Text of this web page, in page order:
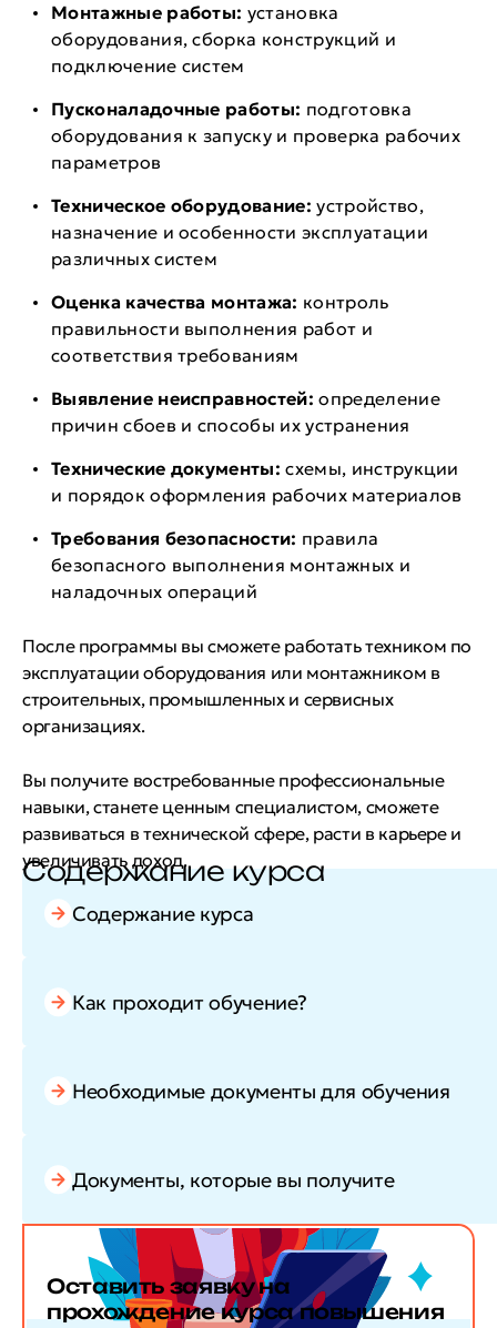
Монтажные работы: установка
оборудования, сборка конструкций и
подключение систем
Пусконаладочные работы: подготовка
оборудования к запуску и проверка рабочих
параметров
Техническое оборудование: устройство,
назначение и особенности эксплуатации
различных систем
Оценка качества монтажа: контроль
правильности выполнения работ и
соответствия требованиям
Выявление неисправностей: определение
причин сбоев и способы их устранения
Технические документы:схемы, инструкции
и порядок оформления рабочих материалов
Требования безопасности: правила
безопасного выполнения монтажных и
наладочных операций
После программы вы сможете работать техником по
эксплуатации оборудования или монтажником в
строительных, промышленных и сервисных
организациях.
Вы получите востребованные профессиональные
навыки, станете ценным специалистом, сможете
развиваться в технической сфере, расти в карьере и
увеличивать доход.
Содержание курса
Содержание курса
Как проходит обучение?
Необходимые документы для обучения
Документы, которые вы получите
Оставить заявкуна
прохождение курса повышения